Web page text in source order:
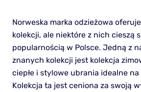
Norweska marka odzieżowa
kolekcji, ale niektóre z nich cieszą
popularnością w Polsce. Jedną z
znanych kolekcji jest kolekcja
ciepłe i stylowe ubrania idealne na
Kolekcja ta jest ceniona za swoją